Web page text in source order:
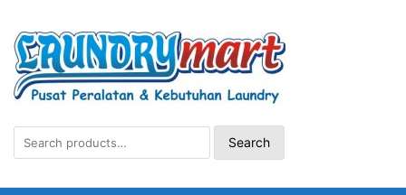
content
Search
for:
Search